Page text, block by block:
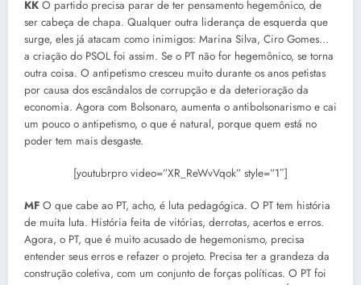
KK O partido precisa parar de ter pensamento hegemônico, de
ser cabeça de chapa. Qualquer outra liderança de esquerda que
surge, eles já atacam como inimigos: Marina Silva, Ciro Gomes…
a criação do PSOL foi assim. Se o PT não for hegemônico, se torna
outra coisa. O antipetismo cresceu muito durante os anos petistas
por causa dos escândalos de corrupção e da deterioração da
economia. Agora com Bolsonaro, aumenta o antibolsonarismo e cai
um pouco o antipetismo, o que é natural, porque quem está no
poder tem mais desgaste.
[youtubrpro video=”XR_ReWvVqok” style=”1″]
MF O que cabe ao PT, acho, é luta pedagógica. O PT tem história
de muita luta. História feita de vitórias, derrotas, acertos e erros.
Agora, o PT, que é muito acusado de hegemonismo, precisa
entender seus erros e refazer o projeto. Precisa ter a grandeza da
construção coletiva, com um conjunto de forças políticas. O PT foi